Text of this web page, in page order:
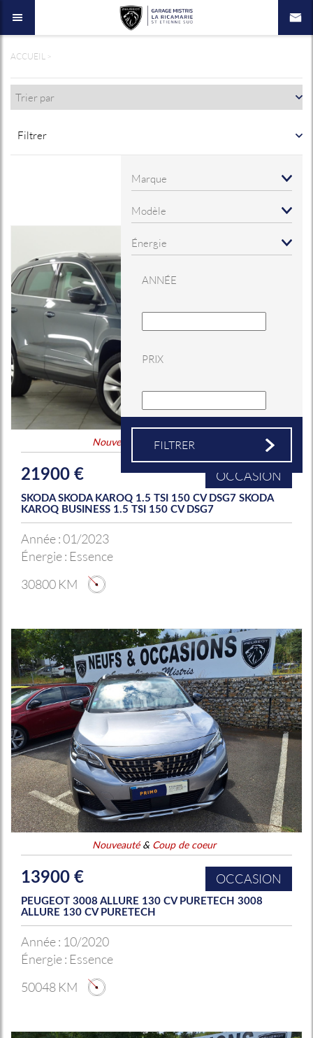
ACCUEIL
Filtrer
ANNÉE
PRIX
Nouveauté Coup de coeur
21900 € OCCASION
SKODA SKODA KAROQ 1.5 TSI 150 CV DSG7 SKODA
KAROQ BUSINESS 1.5 TSI 150 CV DSG7
Année :01/2023
Énergie : Essence
30800 KM
Nouveauté& Coup de coeur
13900 € OCCASION
PEUGEOT 3008 ALLURE 130 CV PURETECH 3008
ALLURE 130 CV PURETECH
Année : 10/2020
Énergie : Essence
50048 KM